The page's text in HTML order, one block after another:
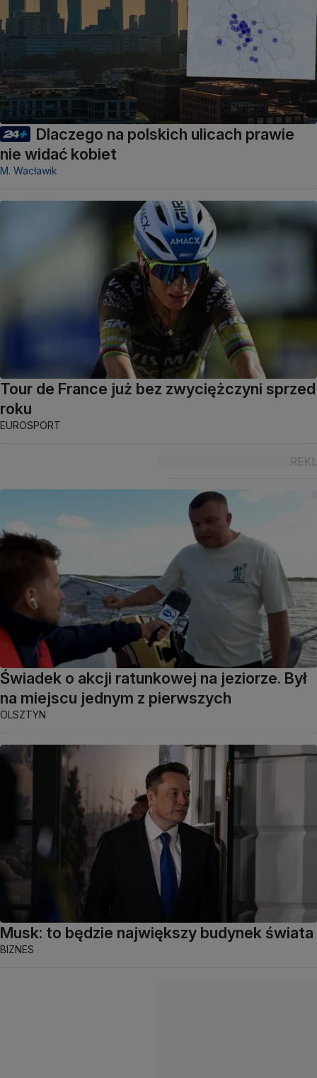
Dlaczego na polskich ulicach prawie
nie widać kobiet
M. Wacławik
Tour de France już bez zwyciężczyni sprzed
roku
EUROSPORT
Świadek o akcji ratunkowej na jeziorze. Był
na miejscu jednym z pierwszych
OLSZTYN
Musk: to będzie największy budynek świata
BIZNES